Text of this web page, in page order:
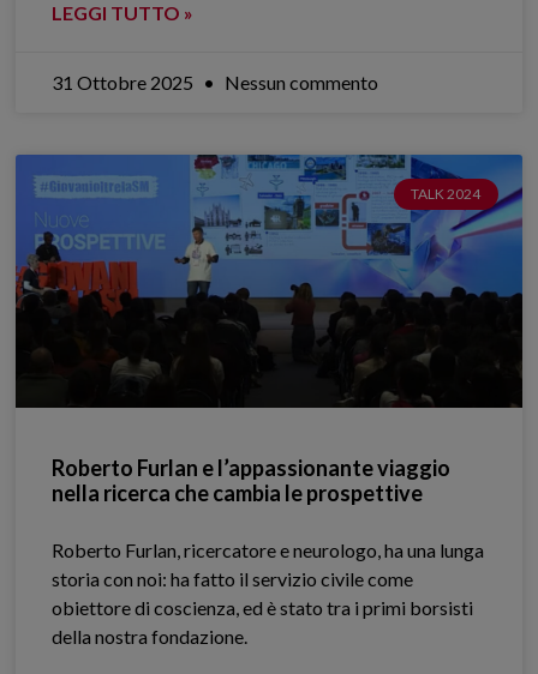
LEGGI TUTTO »
31 Ottobre 2025 Nessun commento
TALK 2024
Roberto Furlan e l’appassionante viaggio
nella ricerca che cambia le prospettive
Roberto Furlan, ricercatore e neurologo, ha una lunga
storia con noi: ha fatto il servizio civile come
obiettore di coscienza, ed è stato tra i primi borsisti
della nostra fondazione.